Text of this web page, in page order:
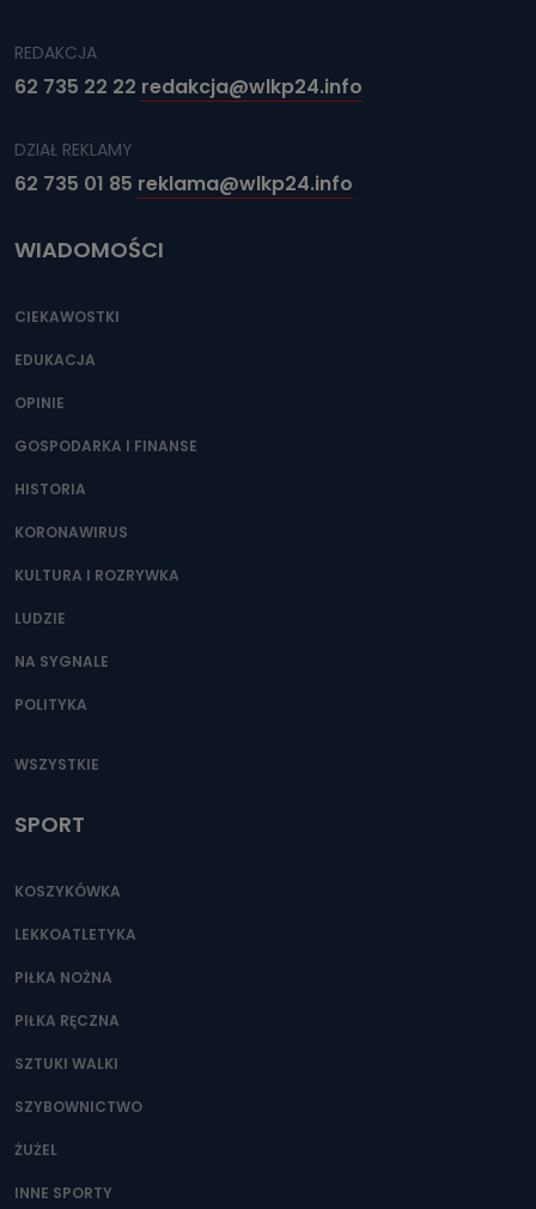
REDAKCJA
62 735 22 22 redakcja@wlkp24.info
DZIAŁ REKLAMY
62 735 01 85 reklama@wlkp24.info
WIADOMOŚCI
CIEKAWOSTKI
EDUKACJA
OPINIE
GOSPODARKA I FINANSE
HISTORIA
KORONAWIRUS
KULTURA I ROZRYWKA
LUDZIE
NA SYGNALE
POLITYKA
WSZYSTKIE
SPORT
KOSZYKÓWKA
LEKKOATLETYKA
PIŁKA NOŻNA
PIŁKA RĘCZNA
SZTUKI WALKI
SZYBOWNICTWO
ŻUŻEL
INNE SPORTY